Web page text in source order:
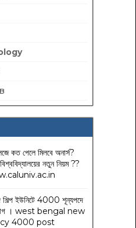
কত পেলে মিলবে অনার্স?
নতুন নিয়ম??
শিল্প ইউনিটে 4000 শূন্যপদে
। west bengal new
4000 post